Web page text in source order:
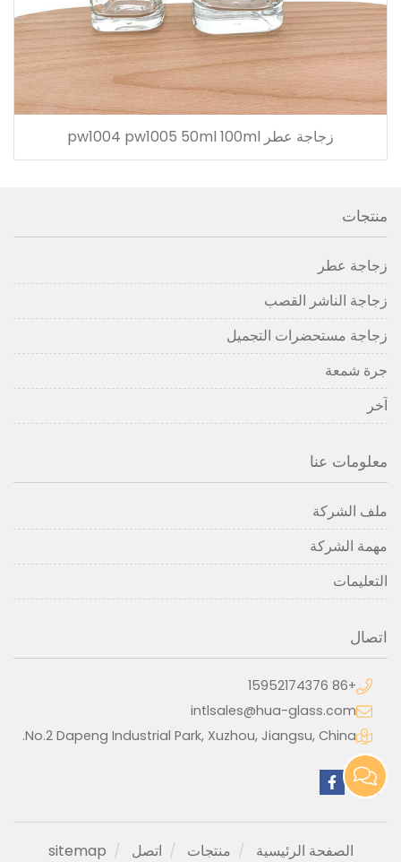
زجاجة عطر pw1004 pw1005 50ml 100ml
منتجات
زجاجة عطر
زجاجة الناشر القصب
زجاجة مستحضرات التجميل
جرة شمعة
آخر
معلومات عنا
ملف الشركة
مهمة الشركة
التعليمات
اتصال
+86 15952174376
intlsales@hua-glass.com
No.2 Dapeng Industrial Park, Xuzhou, Jiangsu, China.
الصفحة الرئيسية منتجات اتصل sitemap